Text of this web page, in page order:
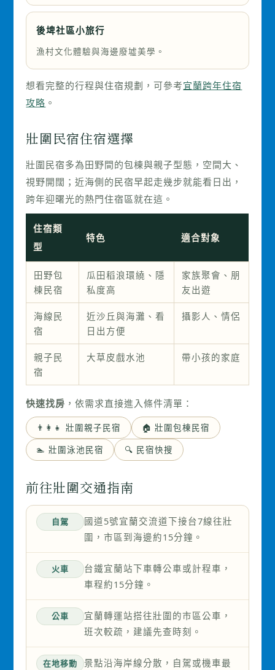
後埤社區小旅行
漁村文化體驗與海邊廢墟美學。
想看完整的行程與住宿規劃，可參考宜蘭跨年住宿
攻略 。
壯圍民宿住宿選擇
壯圍民宿多為田野間的包棟與親子型態，空間大、
視野開闊；近海側的民宿早起走幾步就能看日出，
跨年迎曙光的熱門住宿區就在這。
住宿類
型
特色 適合對象
田野包
棟民宿
瓜田稻浪環繞、隱
私度高
家族聚會、朋
友出遊
海線民
宿
近沙丘與海灘、看
日出方便
攝影人、情侶
親子民
宿
大草皮戲水池 帶小孩的家庭
快速找房 ，依需求直接進入條件清單：
👨‍👩‍👧 壯圍親子民宿
🏠 壯圍包棟民宿
🏊 壯圍泳池民宿
🔍 民宿快搜
前往壯圍交通指南
自駕
國道5號宜蘭交流道下接台7線往壯
圍，市區到海邊約15分鐘。
火車
台鐵宜蘭站下車轉公車或計程車，
車程約15分鐘。
公車
宜蘭轉運站搭往壯圍的市區公車，
班次較疏，建議先查時刻。
在地移動
景點沿海岸線分散，自駕或機車最